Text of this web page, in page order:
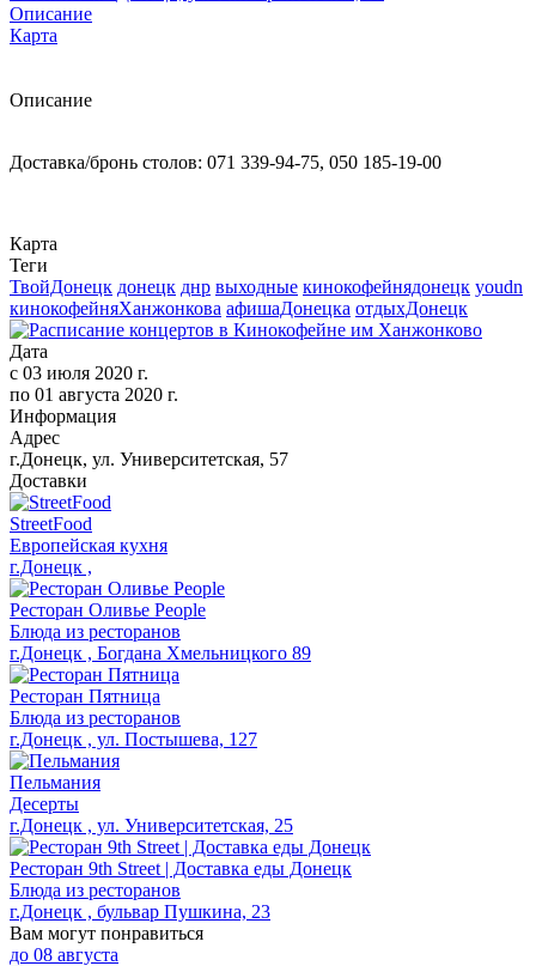
Описание
Карта
Описание
Доставка/бронь столов: 071 339-94-75, 050 185-19-00
Карта
Теги
ТвойДонецк донецк днр выходные кинокофейнядонецк youdn
кинокофейняХанжонкова афишаДонецка отдыхДонецк
Дата
с 03 июля 2020 г.
по 01 августа 2020 г.
Информация
Адрес
г.Донецк, ул. Университетская, 57
Доставки
StreetFood
Европейская кухня
г.Донецк ,
Ресторан Оливье People
Блюда из ресторанов
г.Донецк , Богдана Хмельницкого 89
Ресторан Пятница
Блюда из ресторанов
г.Донецк , ул. Постышева, 127
Пельмания
Десерты
г.Донецк , ул. Университетская, 25
Ресторан 9th Street | Доставка еды Донецк
Блюда из ресторанов
г.Донецк , бульвар Пушкина, 23
Вам могут понравиться
до 08 августа